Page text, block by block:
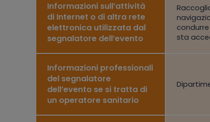
Informazioni sull’attività
di Internet o di altra rete
elettronica utilizzata dal
segnalatore dell’evento
sta
Informazioni professionali
del segnalatore
dell’evento se si tratta di
un operatore sanitario